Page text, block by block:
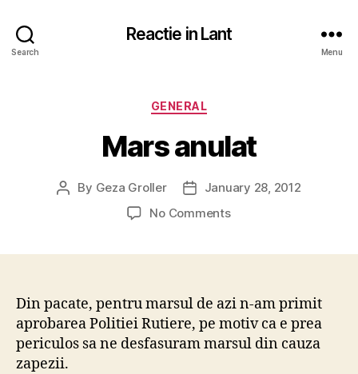
Search
Reactie in Lant
Menu
Categories
GENERAL
Mars anulat
Post
By Geza Groller
PostJanuary 28, 2012
No Commentson
Din pacate, pentru marsul de azi n-am primit
aprobarea Politiei Rutiere, pe motiv ca e prea
periculos sa ne desfasuram marsul din cauza
zapezii.